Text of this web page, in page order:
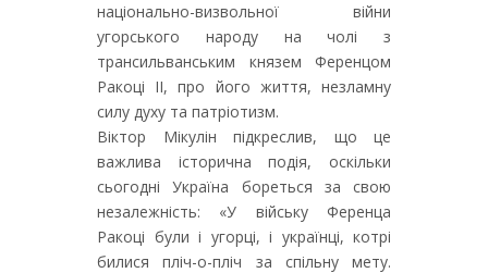
національно-визвольної війни
угорського народу на чолі з
трансильванським князем Ференцом
Ракоці ІІ, про його життя, незламну
силу духу та патріотизм.
Віктор Мікулін підкреслив, що це
важлива історична подія, оскільки
сьогодні Україна бореться за свою
незалежність: «У війську Ференца
Ракоці були і угорці, і українці, котрі
билися пліч-о-пліч за спільну мету.